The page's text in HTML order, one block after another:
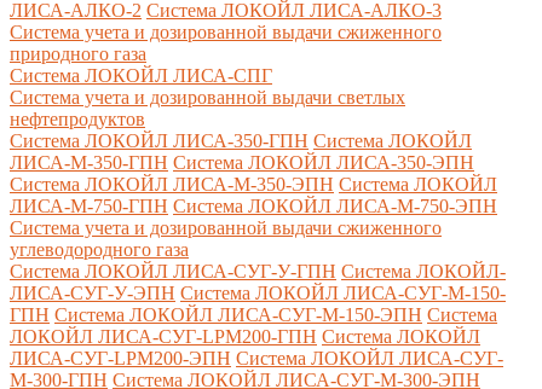
ЛИСА-АЛКО-2 Система ЛОКОЙЛ ЛИСА-АЛКО-3
Система учета и дозированной выдачи сжиженного
природного газа
Система ЛОКОЙЛ ЛИСА-СПГ
Система учета и дозированной выдачи светлых
нефтепродуктов
Система ЛОКОЙЛ ЛИСА-350-ГПН Система ЛОКОЙЛ
ЛИСА-М-350-ГПН Система ЛОКОЙЛ ЛИСА-350-ЭПН
Система ЛОКОЙЛ ЛИСА-М-350-ЭПН Система ЛОКОЙЛ
ЛИСА-М-750-ГПН Система ЛОКОЙЛ ЛИСА-М-750-ЭПН
Система учета и дозированной выдачи сжиженного
углеводородного газа
Система ЛОКОЙЛ ЛИСА-СУГ-У-ГПН Система ЛОКОЙЛ-
ЛИСА-СУГ-У-ЭПН Система ЛОКОЙЛ ЛИСА-СУГ-М-150-
ГПН Система ЛОКОЙЛ ЛИСА-СУГ-М-150-ЭПН Система
ЛОКОЙЛ ЛИСА-СУГ-LPM200-ГПН Система ЛОКОЙЛ
ЛИСА-СУГ-LPM200-ЭПН Система ЛОКОЙЛ ЛИСА-СУГ-
М-300-ГПН Система ЛОКОЙЛ ЛИСА-СУГ-М-300-ЭПН